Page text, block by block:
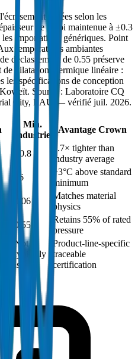
testées selon les
de paroi maintenue à ±0.3
importations génériques. Point
températures ambiantes
déclassement de 0.55 préserve
dilatation thermique linéaire :
les spécifications de conception
Source : Laboratoire CQ
City, EAU — vérifié juil. 2026.
Min.
industrie
Avantage Crown
±0.8
2.7× tighter than
industry average
76
+3°C above standard
minimum
0.06
Matches material
physics
0.55
Retains 55% of rated
pressure
Not
typically
issued
Product-line-specific
traceable
certification